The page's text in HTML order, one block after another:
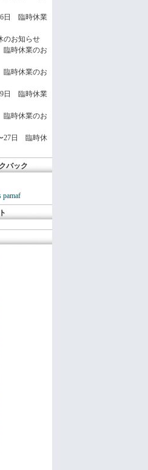
日 臨時休業
のお知らせ
臨時休業のお
臨時休業のお
日 臨時休業
臨時休業のお
27日 臨時休
バック
pamaf